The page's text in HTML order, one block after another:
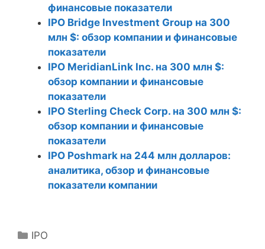
финансовые показатели
IPO Bridge Investment Group на 300
млн $: обзор компании и финансовые
показатели
IPO MeridianLink Inc. на 300 млн $:
обзор компании и финансовые
показатели
IPO Sterling Check Corp. на 300 млн $:
обзор компании и финансовые
показатели
IPO Poshmark на 244 млн долларов:
аналитика, обзор и финансовые
показатели компании
Р
IPO